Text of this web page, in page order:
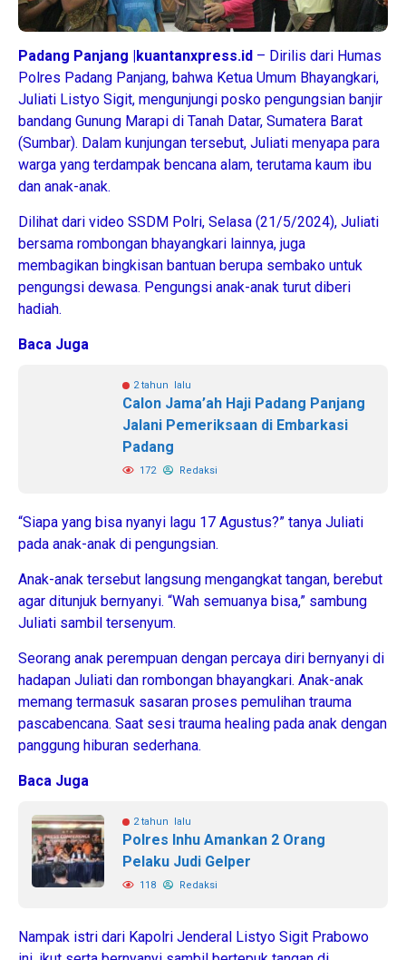
Padang Panjang |kuantanxpress.id – Dirilis dari Humas
Polres Padang Panjang, bahwa Ketua Umum Bhayangkari,
Juliati Listyo Sigit, mengunjungi posko pengungsian banjir
bandang Gunung Marapi di Tanah Datar, Sumatera Barat
(Sumbar). Dalam kunjungan tersebut, Juliati menyapa para
warga yang terdampak bencana alam, terutama kaum ibu
dan anak-anak.
Dilihat dari video SSDM Polri, Selasa (21/5/2024), Juliati
bersama rombongan bhayangkari lainnya, juga
membagikan bingkisan bantuan berupa sembako untuk
pengungsi dewasa. Pengungsi anak-anak turut diberi
hadiah.
Baca Juga
2 tahun lalu
Calon Jama’ah Haji Padang Panjang
Jalani Pemeriksaan di Embarkasi
Padang
172 Redaksi
“Siapa yang bisa nyanyi lagu 17 Agustus?” tanya Juliati
pada anak-anak di pengungsian.
Anak-anak tersebut langsung mengangkat tangan, berebut
agar ditunjuk bernyanyi. “Wah semuanya bisa,” sambung
Juliati sambil tersenyum.
Seorang anak perempuan dengan percaya diri bernyanyi di
hadapan Juliati dan rombongan bhayangkari. Anak-anak
memang termasuk sasaran proses pemulihan trauma
pascabencana. Saat sesi trauma healing pada anak dengan
panggung hiburan sederhana.
Baca Juga
2 tahun lalu
Polres Inhu Amankan 2 Orang
Pelaku Judi Gelper
118 Redaksi
Nampak istri dari Kapolri Jenderal Listyo Sigit Prabowo